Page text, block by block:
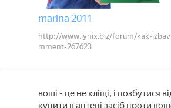
marina 2011
http://www.lynix.biz/forum/kak-
mment-267623
воші - це не кліщі, і позбутися
купити в аптеці засіб проти